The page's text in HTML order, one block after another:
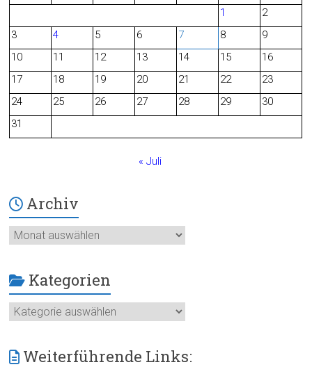
b
o
1
2
3
4 5 6 7 8
9
10
11 12 13 14 15
16
17
18 19 20 21 22
23
24
25 26 27 28 29
30
31
« Juli
Archiv
Archiv
Kategorien
Kategorien
Weiterführende Links: